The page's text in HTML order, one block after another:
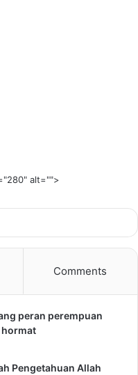
alt="">
Comments
peran perempuan
hormat
Pengetahuan Allah